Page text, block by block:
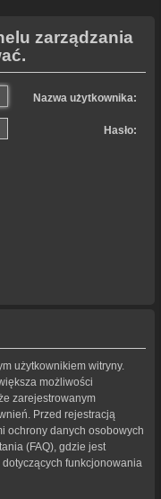
zarządzania
Nazwa użytkownika:
Hasło:
użytkownikiem witryny.
możliwości
zarejestrowanym
Przed rejestracją
ochrony danych osobowych
(FAQ), gdzie jest
funkcjonowania